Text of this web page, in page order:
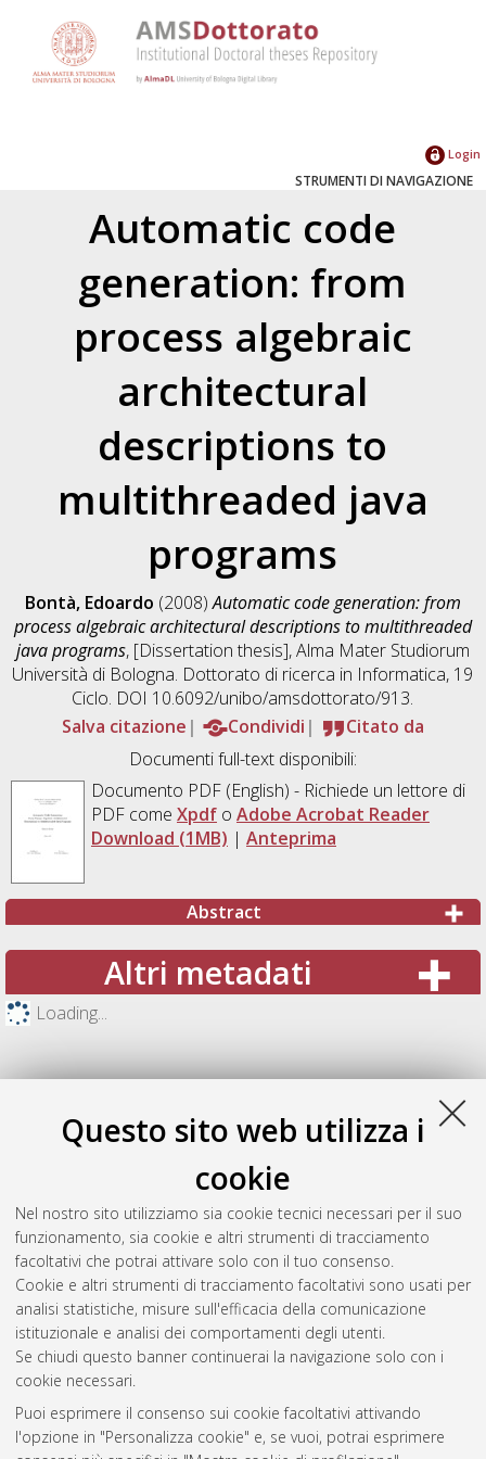
Questo sito web utilizza i
cookie
Nel nostro sito utilizziamo sia cookie tecnici necessari per il suo
funzionamento, sia cookie e altri strumenti di tracciamento
facoltativi che potrai attivare solo con il tuo consenso.
Cookie e altri strumenti di tracciamento facoltativi sono usati per
analisi statistiche, misure sull'efficacia della comunicazione
istituzionale e analisi dei comportamenti degli utenti.
Se chiudi questo banner continuerai la navigazione solo con i
cookie necessari.
Puoi esprimere il consenso sui cookie facoltativi attivando
l'opzione in "Personalizza cookie" e, se vuoi, potrai esprimere
Login
STRUMENTI DI NAVIGAZIONE
Automatic code
generation: from
process algebraic
architectural
descriptions to
multithreaded java
programs
Bontà, Edoardo (2008)Automatic code generation: from
process algebraic architectural descriptions to multithreaded
java programs, [Dissertation thesis], Alma Mater Studiorum
Università di Bologna. Dottorato di ricerca in Informatica, 19
Ciclo. DOI 10.6092/unibo/amsdottorato/913.
Salva citazione
Condividi
Citato da
Documenti full-text disponibili:
Documento PDF(English) - Richiede un lettore di
PDF come Xpdfo Adobe Acrobat Reader
Download (1MB) | Anteprima
Abstract
Altri metadati
Loading...
Gestione del documento:
Atom
Rss 1.0